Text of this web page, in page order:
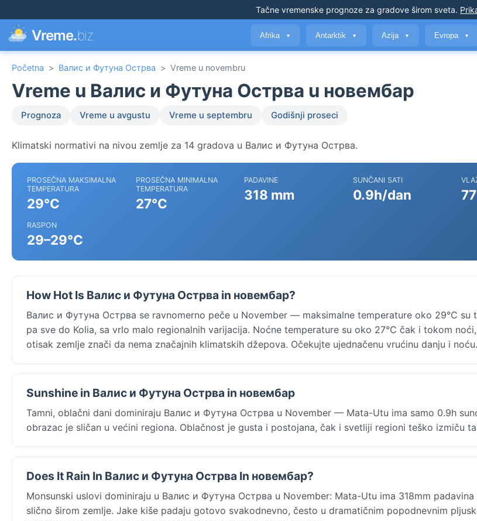
Tačne vremenske prognoze za gradove širom sveta.
Vreme.biz Afrika ▼ Antarktik ▼ Azija ▼ Evropa ▼
Početna > Валис и Футуна Острва > Vreme u novembru
Vreme u Валис и Футуна Острва u новембар
Prognoza Vreme u avgustu Vreme u septembru Godišnji proseci
Klimatski normativi na nivou zemlje za 14 gradova u Валис и Футуна Острва.
PROSEČNA MAKSIMALNA
TEMPERATURA
29°C
PROSEČNA MINIMALNA
TEMPERATURA
27°C
PADAVINE
318 mm
SUNČANI SATI
0.9h/dan
RASPON
29–29°C
How Hot Is Валис и Футуна Острва in новембар?
Валис и Футуна Острва se ravnomerno peče u November — maksimalne temperature oko 29°C su
pa sve do Kolia, sa vrlo malo regionalnih varijacija. Noćne temperature su oko 27°C čak i tokom
otisak zemlje znači da nema značajnih klimatskih džepova. Očekujte ujednačenu vrućinu danju i noću.
Sunshine in Валис и Футуна Острва in новембар
Tamni, oblačni dani dominiraju Валис и Футуна Острва u November — Mata-Utu ima samo 0.9h
obrazac je sličan u većini regiona. Oblačnost je gusta i postojana, čak i svetliji regioni teško izmiču
Does It Rain In Валис и Футуна Острва In новембар?
Monsunski uslovi dominiraju u Валис и Футуна Острва u November: Mata-Utu ima 318mm
slično širom zemlje. Jake kiše padaju gotovo svakodnevno, često u dramatičnim popodnevnim